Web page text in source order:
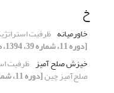
خ
خاورمیانه ظرفیت
[دوره 11، شماره 39، 1394، صفحه 139-169]
خیزش صلح آمیز ظرفیت
صلح‌آمیز چین[دوره 11، شماره 39، 1394، صفحه 139-169]